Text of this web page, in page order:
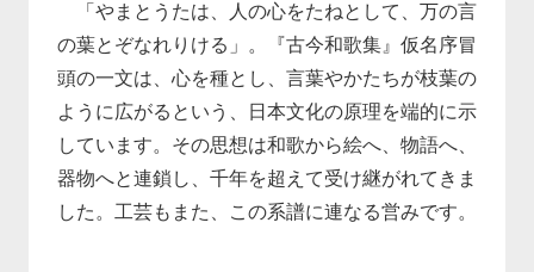
「やまとうたは、人の心をたねとして、万の言
の葉とぞなれりける」。『古今和歌集』仮名序冒
頭の一文は、心を種とし、言葉やかたちが枝葉の
ように広がるという、日本文化の原理を端的に示
しています。その思想は和歌から絵へ、物語へ、
器物へと連鎖し、千年を超えて受け継がれてきま
した。工芸もまた、この系譜に連なる営みです。